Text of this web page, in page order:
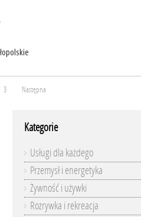
3 Następna
Kategorie
Usługi dla każdego
Przemysł i energetyka
Żywność i używki
Rozrywka i rekreacja